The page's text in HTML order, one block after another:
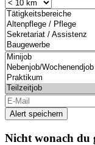
Alert speichern
Nicht wonach du